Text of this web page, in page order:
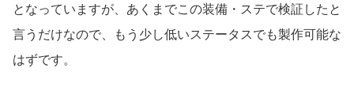
となっていますが、あくまでこの装備・ステで検証したと
言うだけなので、もう少し低いステータスでも製作可能な
はずです。